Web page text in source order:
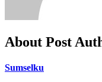
About Post
Sumselku